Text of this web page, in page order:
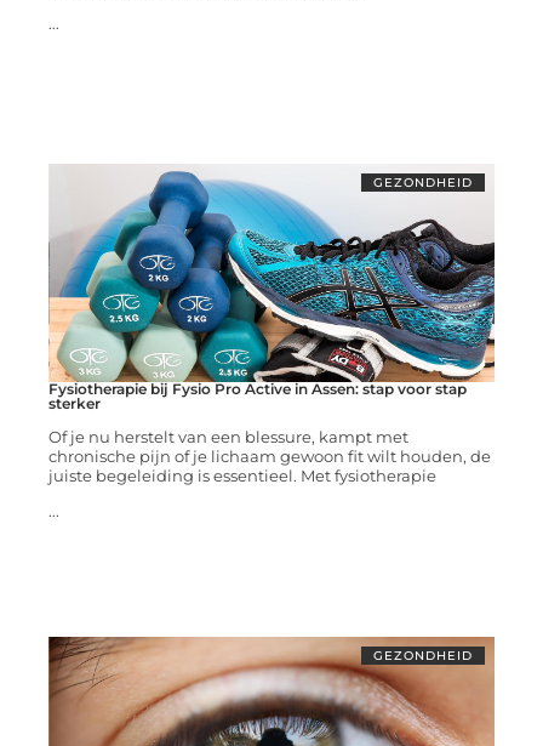
...
GEZONDHEID
Fysiotherapie bij Fysio Pro Active in Assen: stap voor stap
sterker
Of je nu herstelt van een blessure, kampt met
chronische pijn of je lichaam gewoon fit wilt houden, de
juiste begeleiding is essentieel. Met fysiotherapie
...
GEZONDHEID